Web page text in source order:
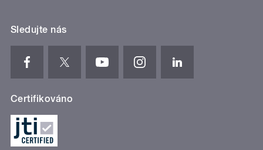
Sledujte nás
Certifikováno